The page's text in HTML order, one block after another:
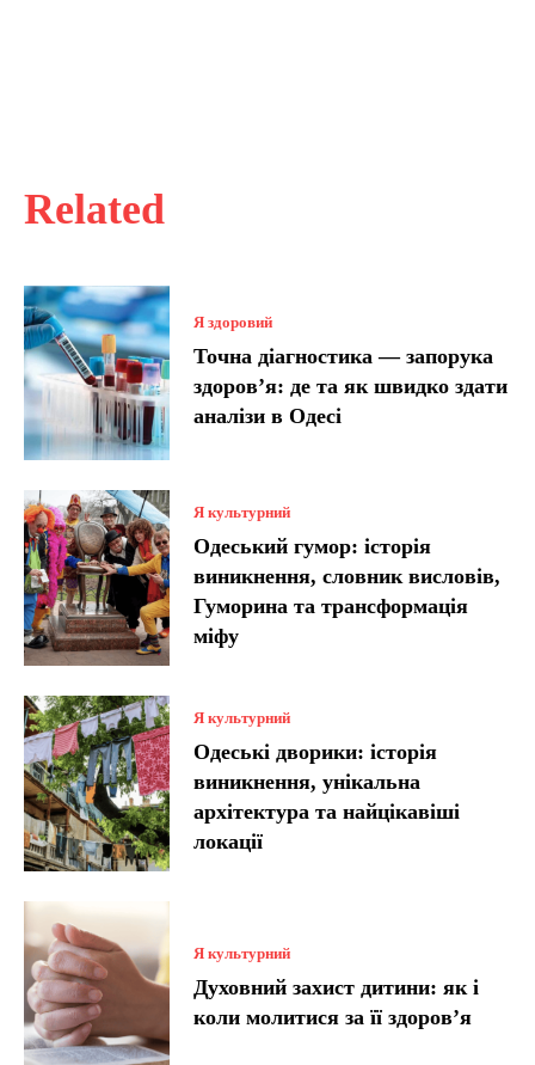
Related
Я здоровий
Точна діагностика — запорука
здоров’я: де та як швидко здати
аналізи в Одесі
Я культурний
Одеський гумор: історія
виникнення, словник висловів,
Гуморина та трансформація
міфу
Я культурний
Одеські дворики: історія
виникнення, унікальна
архітектура та найцікавіші
локації
Я культурний
Духовний захист дитини: як і
коли молитися за її здоров’я